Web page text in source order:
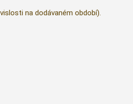
na dodávaném období).